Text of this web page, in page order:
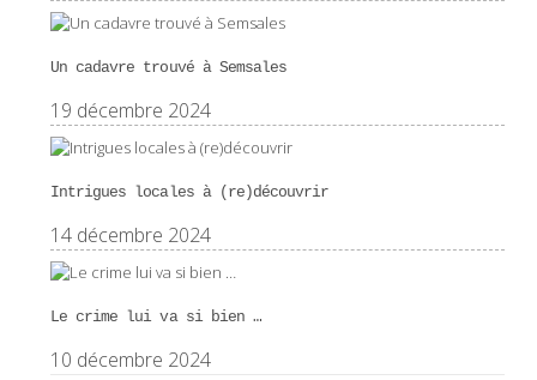
Un cadavre trouvé à Semsales
19 décembre 2024
Intrigues locales à (re)découvrir
14 décembre 2024
Le crime lui va si bien …
10 décembre 2024